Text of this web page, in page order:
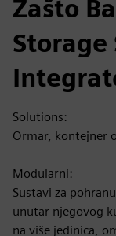
Zašto
Solutions:
Ormar, kontejner
Modularni:
Sustavi za
unutar njegovog
na više jedinica,